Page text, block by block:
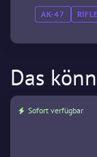
AK-47 RIFLE
Das
Sofort verfügbar